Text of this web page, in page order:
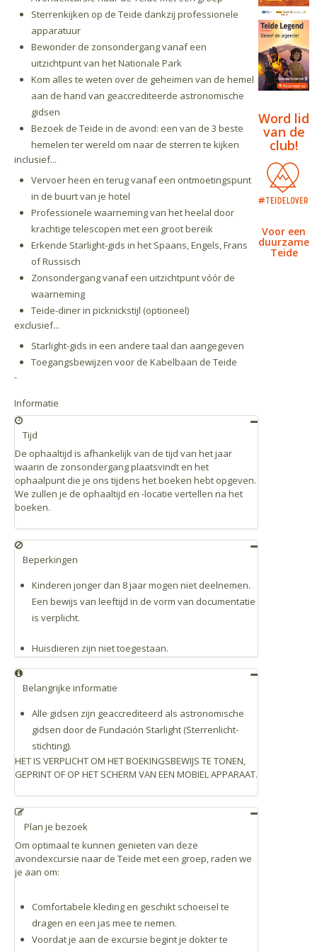
Sterrenkijken op de Teide dankzij professionele
apparatuur
Bewonder de zonsondergang vanaf een
uitzichtpunt van het Nationale Park
Kom alles te weten over de geheimen van de hemel
aan de hand van geaccrediteerde astronomische
gidsen
Bezoek de Teide in de avond: een van de 3 beste
hemelen ter wereld om naar de sterren te kijken
inclusief...
Vervoer heen en terug vanaf een ontmoetingspunt
in de buurt van je hotel
Professionele waarneming van het heelal door
krachtige telescopen met een groot bereik
Erkende Starlight-gids in het Spaans, Engels, Frans
of Russisch
Zonsondergang vanaf een uitzichtpunt vóór de
waarneming
Teide-diner in picknickstijl (optioneel)
exclusief...
Starlight-gids in een andere taal dan aangegeven
Toegangsbewijzen voor de Kabelbaan de Teide
-
Informatie
Tijd
De ophaaltijd is afhankelijk van de tijd van het jaar
waarin de zonsondergang plaatsvindt en het
ophaalpunt die je ons tijdens het boeken hebt opgeven.
We zullen je de ophaaltijd en -locatie vertellen na het
boeken.
Beperkingen
Kinderen jonger dan 8 jaar mogen niet deelnemen.
Een bewijs van leeftijd in de vorm van documentatie
is verplicht.
Huisdieren zijn niet toegestaan.
Belangrijke informatie
Alle gidsen zijn geaccrediteerd als astronomische
gidsen door de Fundación Starlight (Sterrenlicht-
stichting).
HET IS VERPLICHT OM HET BOEKINGSBEWIJS TE TONEN,
GEPRINT OF OP HET SCHERM VAN EEN MOBIEL APPARAAT.
Plan je bezoek
Om optimaal te kunnen genieten van deze
avondexcursie naar de Teide met een groep, raden we
je aan om:
Comfortabele kleding en geschikt schoeisel te
dragen en een jas mee te nemen.
Voordat je aan de excursie begint je dokter te
Word lid
van de
club!
Voor een
duurzame
Teide